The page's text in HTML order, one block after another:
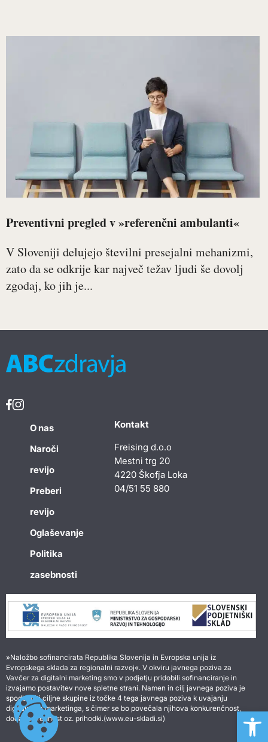
Preventivni pregled v »referenčni ambulanti«
V Sloveniji delujejo številni presejalni mehanizmi,
zato da se odkrije kar največ težav ljudi še dovolj
zgodaj, ko jih je...
O nas
Naroči
revijo
Preberi
revijo
Oglaševanje
Politika
zasebnosti
Kontakt
Freising d.o.o
Mestni trg 20
4220 Škofja Loka
04/51 55 880
»Naložbo sofinancirata Republika Slovenija in Evropska unija iz
Evropskega sklada za regionalni razvoj«. V okviru javnega poziva za
Vavčer za digitalni marketing smo v podjetju pridobili sofinanciranje in
izvajamo postavitev nove spletne strani. Namen in cilj javnega poziva je
spodbuditi ciljne skupine iz točke 4 tega javnega poziva k uvajanju
digitalnega marketinga, s čimer se bo povečala njihova konkurenčnost,
dodana vrednost oz. prihodki.(www.eu-skladi.si)